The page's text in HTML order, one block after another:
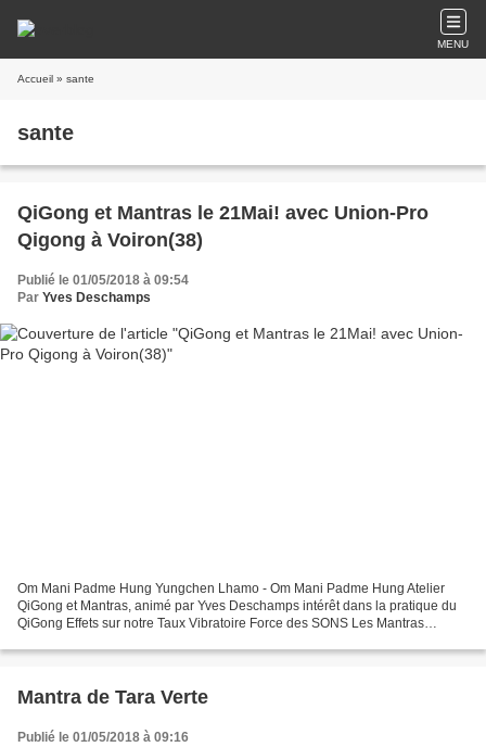
MENU
Accueil » sante
sante
QiGong et Mantras le 21Mai! avec Union-Pro
Qigong à Voiron(38)
Publié le 01/05/2018 à 09:54
Par Yves Deschamps
Om Mani Padme Hung Yungchen Lhamo - Om Mani Padme Hung Atelier
QiGong et Mantras, animé par Yves Deschamps intérêt dans la pratique du
QiGong Effets sur notre Taux Vibratoire Force des SONS Les Mantras
Mantra de Tara Verte
Publié le 01/05/2018 à 09:16